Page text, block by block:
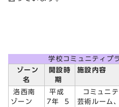
学校コミュニティプ
ゾーン
名
開設時
期
施設内容
洛西南
ゾーン
平成
7年 5
コミュニテ
芸術ルーム